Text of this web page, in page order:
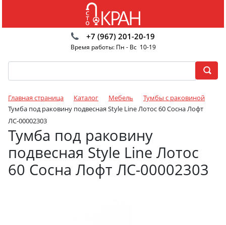
+7 (967) 201-20-19
Время работы: Пн - Вс 10-19
Главная страница Каталог Мебель
Тумбы с раковиной
Тумба под раковину подвесная Style Line Лотос 60 Сосна Лофт
ЛС-00002303
Тумба под раковину
подвесная Style Line Лотос
60 Сосна Лофт ЛС-00002303